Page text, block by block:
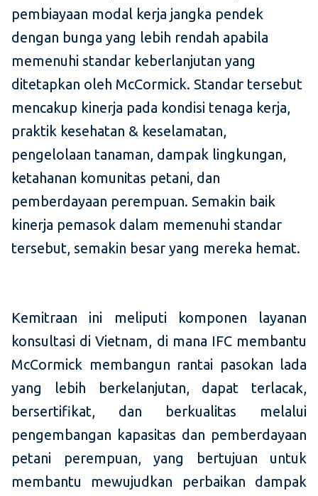
pembiayaan modal kerja jangka pendek
dengan bunga yang lebih rendah apabila
memenuhi standar keberlanjutan yang
ditetapkan oleh McCormick. Standar tersebut
mencakup kinerja pada kondisi tenaga kerja,
praktik kesehatan & keselamatan,
pengelolaan tanaman, dampak lingkungan,
ketahanan komunitas petani, dan
pemberdayaan perempuan. Semakin baik
kinerja pemasok dalam memenuhi standar
tersebut, semakin besar yang mereka hemat.
Kemitraan ini meliputi komponen layanan
konsultasi di Vietnam, di mana IFC membantu
McCormick membangun rantai pasokan lada
yang lebih berkelanjutan, dapat terlacak,
bersertifikat, dan berkualitas melalui
pengembangan kapasitas dan pemberdayaan
petani perempuan, yang bertujuan untuk
membantu mewujudkan perbaikan dampak